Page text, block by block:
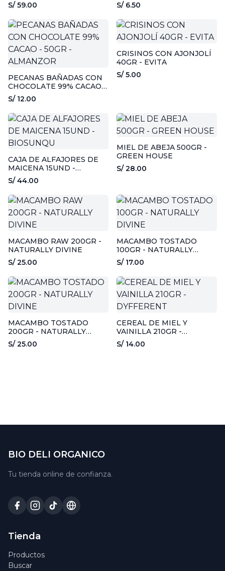
S/ 59.00
S/ 6.50
PECANAS BAÑADAS CON
CHOCOLATE 99% CACAO -
50GR - ALMANZOR
S/ 12.00
CRISINOS CON AJONJOLÍ
40GR - EVITA
S/ 5.00
CAJA DE ALFAJORES DE
MAICENA 15UND -
BIOSUNQU
S/ 44.00
MIEL DE ABEJA 500GR -
GREEN HOUSE
S/ 28.00
MACAMBO RAW 200GR -
NATURALLY DIVINE
S/ 25.00
MACAMBO TOSTADO
100GR - NATURALLY
DIVINE
S/ 17.00
MACAMBO TOSTADO
200GR - NATURALLY
DIVINE
S/ 25.00
CEREAL DE MIEL Y
VAINILLA 210GR -
DYFFERENT
S/ 14.00
BIO DELI ORGANICO
Tu tienda online de confianza.
Tienda
Productos
Buscar